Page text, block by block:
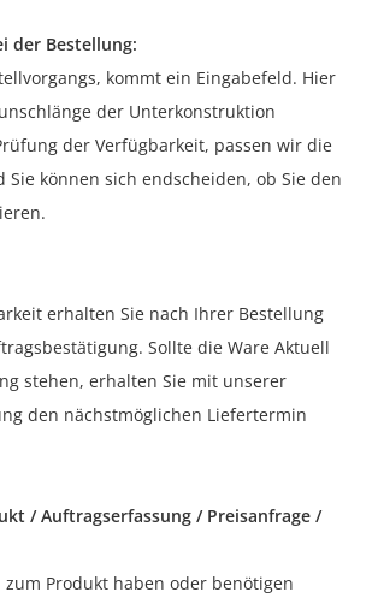
der Bestellung:
kommt ein Eingabefeld. Hier
der Unterkonstruktion
der Verfügbarkeit, passen wir die
Sie können sich endscheiden, ob Sie den
erhalten Sie nach Ihrer Bestellung
Sollte die Ware Aktuell
stehen, erhalten Sie mit unserer
den nächstmöglichen Liefertermin
/ Auftragserfassung / Preisanfrage /
zum Produkt haben oder benötigen